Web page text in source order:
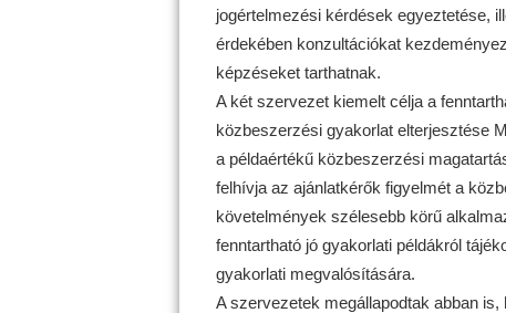
jogértelmezési kérdések egyeztetése,
érdekében konzultációkat
képzéseket tarthatnak.
A két szervezet kiemelt célja a
közbeszerzési gyakorlat elterjesztése
a példaértékű közbeszerzési
felhívja az ajánlatkérők figyelmét a
követelmények szélesebb körű
fenntartható jó gyakorlati példákról
gyakorlati megvalósítására.
A szervezetek megállapodtak abban